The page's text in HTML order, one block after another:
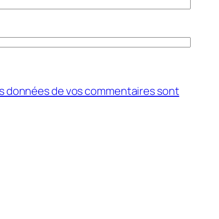
données de vos commentaires sont